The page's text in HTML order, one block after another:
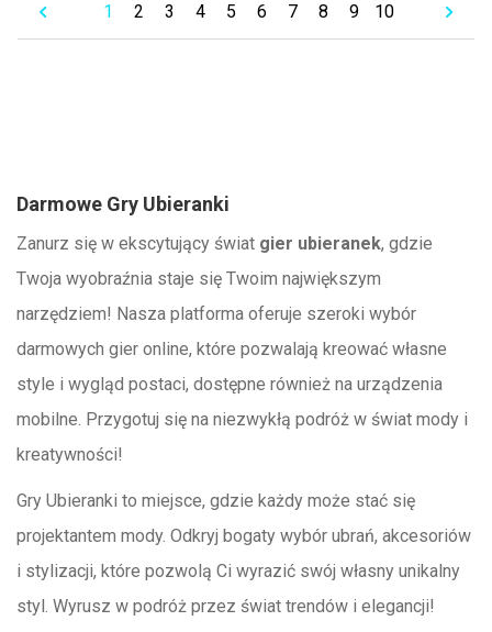
1 2 3 4 5 6 7 8 9 10
Darmowe Gry Ubieranki
Zanurz się w ekscytujący świat gier ubieranek, gdzie
Twoja wyobraźnia staje się Twoim największym
narzędziem! Nasza platforma oferuje szeroki wybór
darmowych gier online, które pozwalają kreować własne
style i wygląd postaci, dostępne również na urządzenia
mobilne. Przygotuj się na niezwykłą podróż w świat mody i
kreatywności!
Gry Ubieranki to miejsce, gdzie każdy może stać się
projektantem mody. Odkryj bogaty wybór ubrań, akcesoriów
i stylizacji, które pozwolą Ci wyrazić swój własny unikalny
styl. Wyrusz w podróż przez świat trendów i elegancji!